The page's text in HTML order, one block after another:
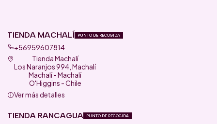
TIENDA MACHALÍ PUNTO DE RECOGIDA
+56959607814
Tienda Machalí
Los Naranjos 994, Machalí
Machalí - Machalí
O'Higgins - Chile
Ver más detalles
TIENDA RANCAGUA PUNTO DE RECOGIDA